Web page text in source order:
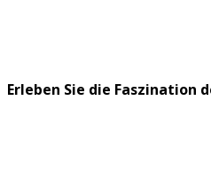
Erleben Sie die Faszination